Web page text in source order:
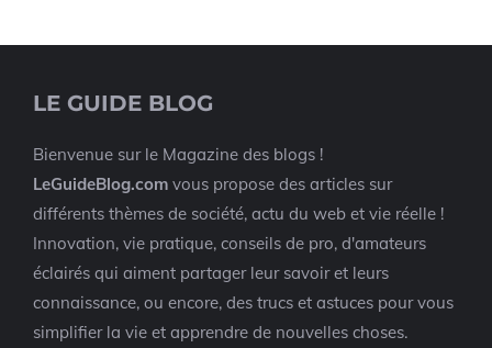
LE GUIDE BLOG
Bienvenue sur le Magazine des blogs !
LeGuideBlog.com vous propose des articles sur
différents thèmes de société, actu du web et vie réelle !
Innovation, vie pratique, conseils de pro, d'amateurs
éclairés qui aiment partager leur savoir et leurs
connaissance, ou encore, des trucs et astuces pour vous
simplifier la vie et apprendre de nouvelles choses.